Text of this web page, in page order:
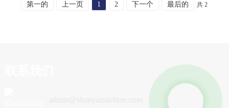
第一的 上一页 1 2 下一个 最后的 共 2